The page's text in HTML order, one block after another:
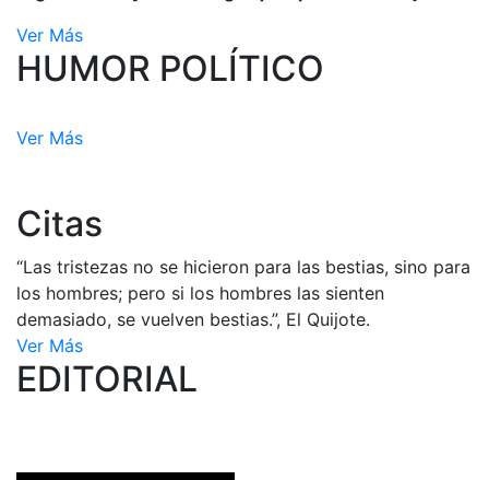
Ver Más
HUMOR POLÍTICO
Ver Más
Citas
“Las tristezas no se hicieron para las bestias, sino para
los hombres; pero si los hombres las sienten
demasiado, se vuelven bestias.”, El Quijote.
Ver Más
EDITORIAL